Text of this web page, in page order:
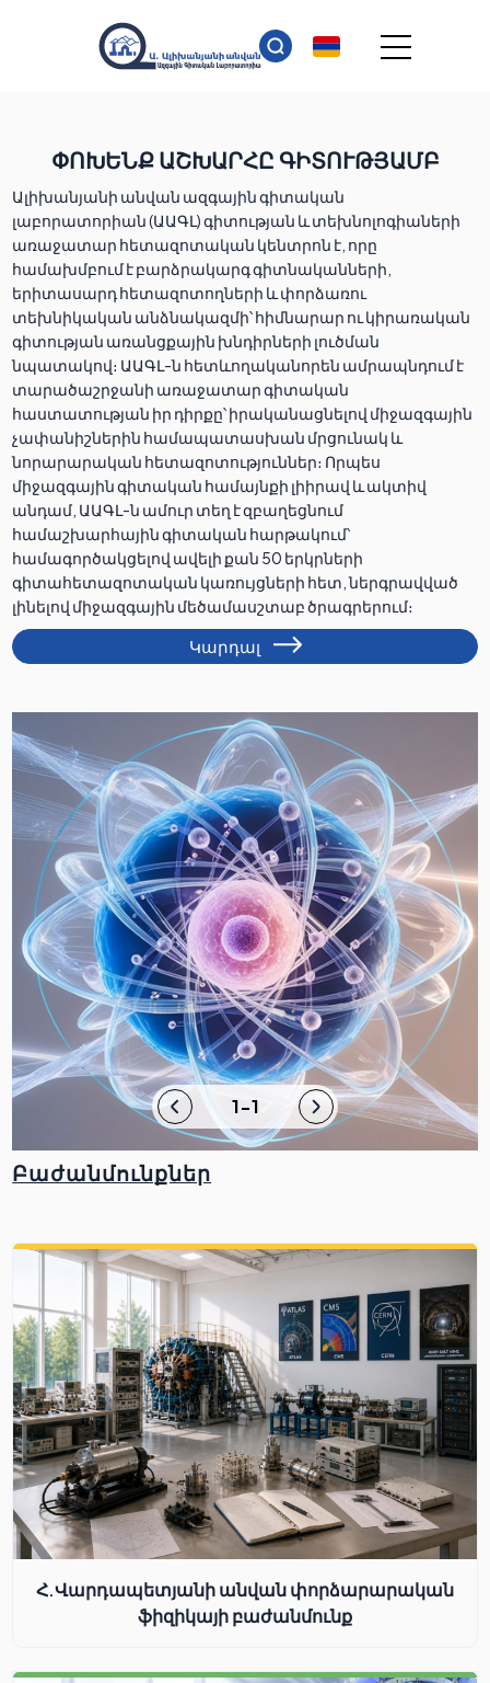
ՓՈԽԵՆՔ ԱՇԽԱՐՀԸ ԳԻՏՈՒԹՅԱՄԲ
Ալիխանյանի անվան ազգային գիտական
լաբորատորիան (ԱԱԳԼ) գիտության և տեխնոլոգիաների
առաջատար հետազոտական կենտրոն է, որը
համախմբում է բարձրակարգ գիտնականների,
երիտասարդ հետազոտողների և փորձառու
տեխնիկական անձնակազմի՝ հիմնարար ու կիրառական
գիտության առանցքային խնդիրների լուծման
նպատակով։ ԱԱԳԼ-ն հետևողականորեն ամրապնդում է
տարածաշրջանի առաջատար գիտական
հաստատության իր դիրքը՝ իրականացնելով միջազգային
չափանիշներին համապատասխան մրցունակ և
նորարարական հետազոտություններ։ Որպես
միջազգային գիտական համայնքի լիիրավ և ակտիվ
անդամ, ԱԱԳԼ-ն ամուր տեղ է զբաղեցնում
համաշխարհային գիտական հարթակում՝
համագործակցելով ավելի քան 50 երկրների
գիտահետազոտական կառույցների հետ, ներգրավված
լինելով միջազգային մեծամասշտաբ ծրագրերում։
Կարդալ
1-1
Բաժանմունքներ
Հ.Վարդապետյանի անվան փորձարարական
ֆիզիկայի բաժանմունք